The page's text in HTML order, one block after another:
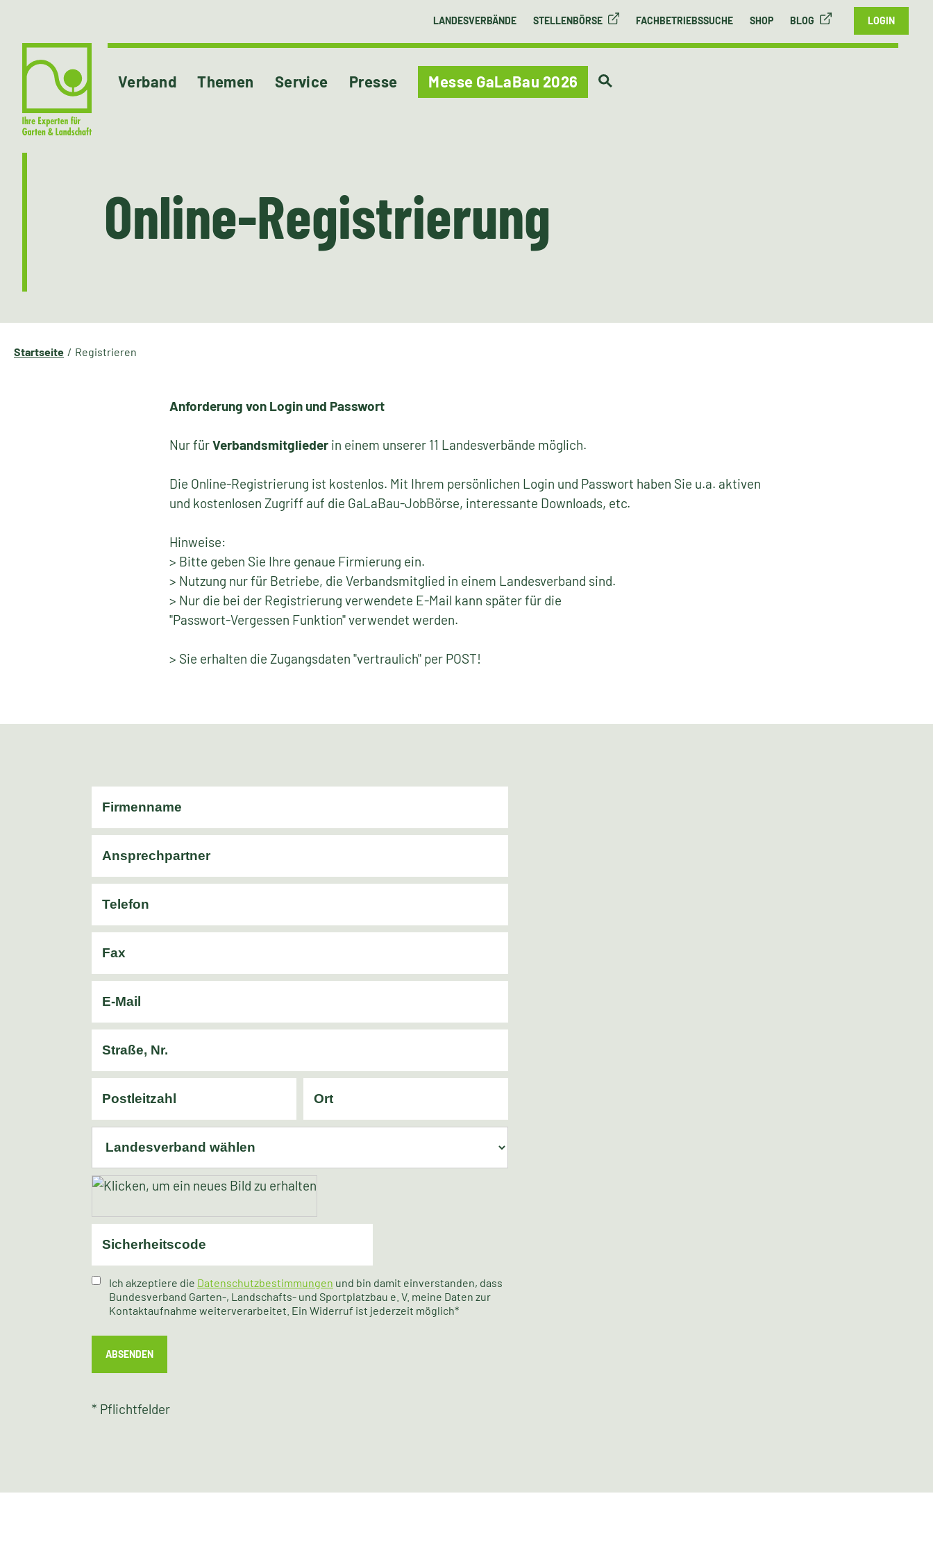
LANDESVERBÄNDE STELLENBÖRSE FACHBETRIEBSSUCHE SHOP BLOG LOGIN
Verband Themen Service Presse Messe GaLaBau 2026
Online-Registrierung
Startseite Registrieren
Anforderung von Login und Passwort
Nur fürVerbandsmitglieder in einem unserer 11 Landesverbände möglich.
Die Online-Registrierung ist kostenlos. Mit Ihrem persönlichen Login und Passwort haben Sie u.a. aktiven
und kostenlosen Zugriff auf die GaLaBau-JobBörse, interessante Downloads, etc.
Hinweise:
> Bitte geben Sie Ihre genaue Firmierung ein.
> Nutzung nur für Betriebe, die Verbandsmitglied in einem Landesverband sind.
> Nur die bei der Registrierung verwendete E-Mail kann später für die
"Passwort-Vergessen Funktion" verwendet werden.
> Sie erhalten die Zugangsdaten "vertraulich" per POST!
Ich akzeptiere die Datenschutzbestimmungen und bin damit einverstanden, dass
Bundesverband Garten-, Landschafts- und Sportplatzbau e. V. meine Daten zur
Kontaktaufnahme weiterverarbeitet. Ein Widerruf ist jederzeit möglich*
ABSENDEN
* Pflichtfelder